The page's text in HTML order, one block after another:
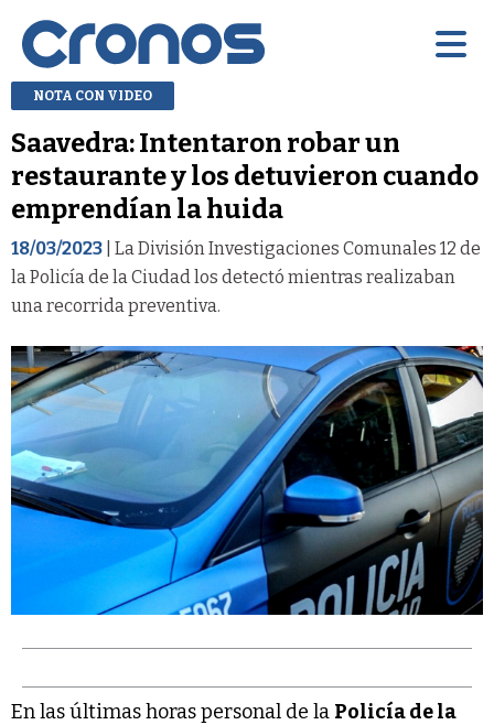
NOTA CON VIDEO
Saavedra: Intentaron robar un
restaurante y los detuvieron cuando
emprendían la huida
18/03/2023 | La División Investigaciones Comunales 12 de
la Policía de la Ciudad los detectó mientras realizaban
una recorrida preventiva.
En las últimas horas personal de la Policía de la